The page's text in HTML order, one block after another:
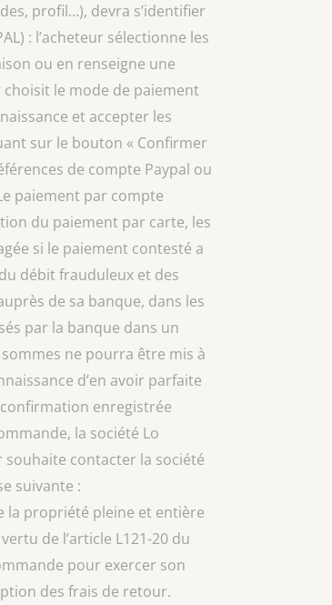
profil…), devra s’identifier
: l’acheteur sélectionne les
ou en renseigne une
choisit le mode de paiement
et accepter les
sur le bouton « Confirmer
de compte Paypal ou
paiement par compte
du paiement par carte, les
si le paiement contesté a
débit frauduleux et des
de sa banque, dans les
par la banque dans un
ne pourra être mis à
d’en avoir parfaite
enregistrée
la société Lo
contacter la société
suivante :
la propriété pleine et entière
de l’article L121-20 du
pour exercer son
des frais de retour.